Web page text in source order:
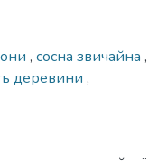
, сосна звичайна ,
деревини ,